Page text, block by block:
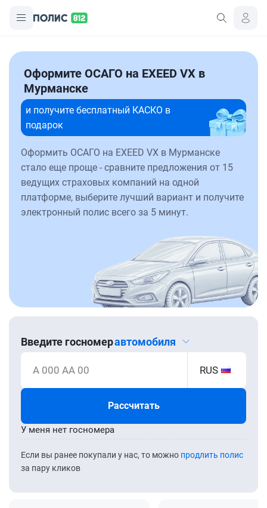
Оформите ОСАГО на EXEED VX в
Мурманске
и получите бесплатный КАСКО в
подарок
Оформить ОСАГО на EXEED VX в Мурманске
стало еще проще - сравните предложения от 15
ведущих страховых компаний на одной
платформе, выберите лучший вариант и получите
электронный полис всего за 5 минут.
Введите госномеравтомобиля
А 000 АА 00 RUS
Рассчитать
Если вы ранее покупали у нас, то можно продлить полис
за пару кликов
У меня нет госномера